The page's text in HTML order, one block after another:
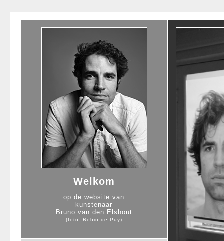
Welkom
op de website van
kunstenaar
Bruno van den Elshout
(foto: Robin de Puy)